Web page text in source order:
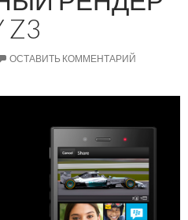
Z3
ОСТАВИТЬ КОММЕНТАРИЙ